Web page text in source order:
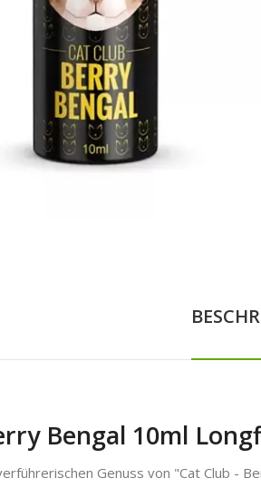
Bengal 10ml
Genuss von "Cat Club -